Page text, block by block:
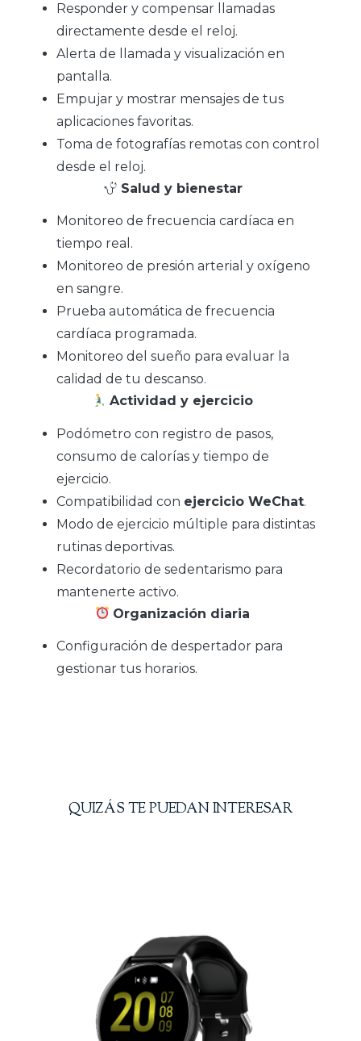
Responder y compensar llamadas
directamente desde el reloj.
Alerta de llamada y visualización en
pantalla.
Empujar y mostrar mensajes de tus
aplicaciones favoritas.
Toma de fotografías remotas con control
desde el reloj.
Salud y bienestar
Monitoreo de frecuencia cardíaca en
tiempo real.
Monitoreo de presión arterial y oxígeno
en sangre.
Prueba automática de frecuencia
cardíaca programada.
Monitoreo del sueño para evaluar la
calidad de tu descanso.
Actividad y ejercicio
Podómetro con registro de pasos,
consumo de calorías y tiempo de
ejercicio.
Compatibilidad con ejercicio WeChat.
Modo de ejercicio múltiple para distintas
rutinas deportivas.
Recordatorio de sedentarismo para
mantenerte activo.
Organización diaria
Configuración de despertador para
gestionar tus horarios.
QUIZÁS TE PUEDAN INTERESAR